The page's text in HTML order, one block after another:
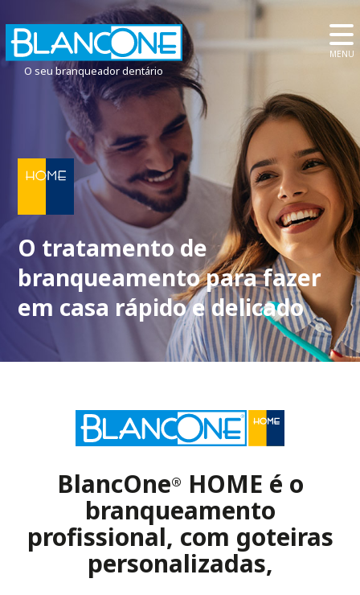
O seu branqueador dentário
MENU
O tratamento de
branqueamento para fazer
em casa rápido e delicado
BlancOne® HOME é o
branqueamento
profissional, com goteiras
personalizadas,